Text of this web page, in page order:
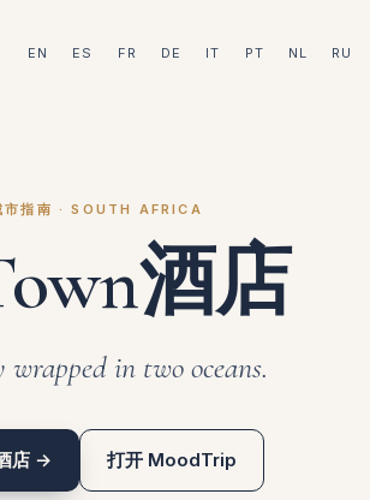
EN ES FR DE IT PT NL RU
指南 · SOUTH AFRICA
酒店
in two oceans.
店 → 打开 MoodTrip